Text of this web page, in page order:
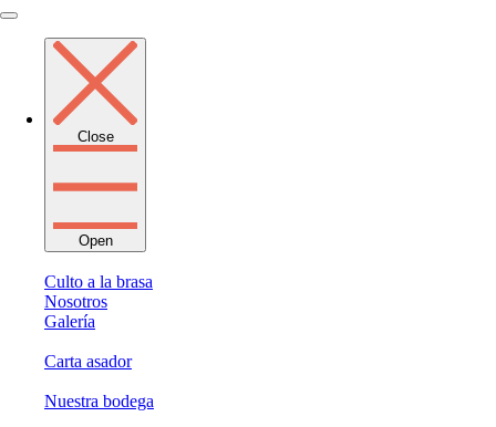
Skip
Close
Open
Culto a la brasa
Nosotros
Galería
Carta asador
Nuestra bodega